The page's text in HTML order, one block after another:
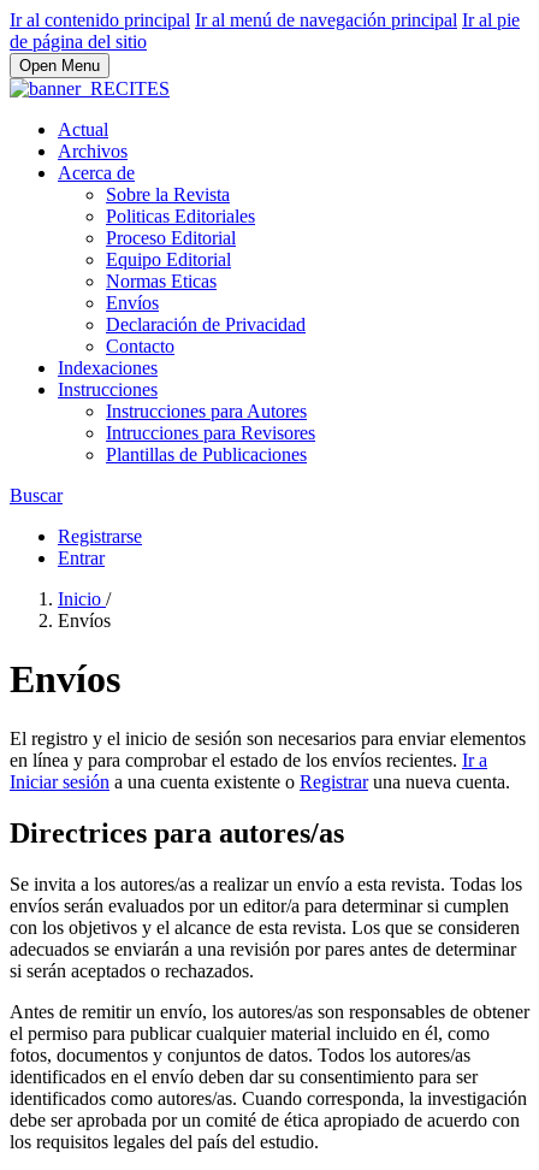
Ir al contenido principal Ir al menú de navegación principal Ir al pie
de página del sitio
Open Menu
Actual
Archivos
Acerca de
Sobre la Revista
Politicas Editoriales
Proceso Editorial
Equipo Editorial
Normas Eticas
Envíos
Declaración de Privacidad
Contacto
Indexaciones
Instrucciones
Instrucciones para Autores
Intrucciones para Revisores
Plantillas de Publicaciones
Buscar
Registrarse
Entrar
Inicio /
Envíos
Envíos
El registro y el inicio de sesión son necesarios para enviar elementos
en línea y para comprobar el estado de los envíos recientes. Ir a
Iniciar sesión a una cuenta existente o Registraruna nueva cuenta.
Directrices para autores/as
Se invita a los autores/as a realizar un envío a esta revista. Todas los
envíos serán evaluados por un editor/a para determinar si cumplen
con los objetivos y el alcance de esta revista. Los que se consideren
adecuados se enviarán a una revisión por pares antes de determinar
si serán aceptados o rechazados.
Antes de remitir un envío, los autores/as son responsables de obtener
el permiso para publicar cualquier material incluido en él, como
fotos, documentos y conjuntos de datos. Todos los autores/as
identificados en el envío deben dar su consentimiento para ser
identificados como autores/as. Cuando corresponda, la investigación
debe ser aprobada por un comité de ética apropiado de acuerdo con
los requisitos legales del país del estudio.